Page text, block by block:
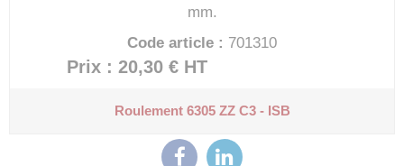
mm.
Code article : 701310
Prix : 20,30 € HT
Roulement 6305 ZZ C3 - ISB